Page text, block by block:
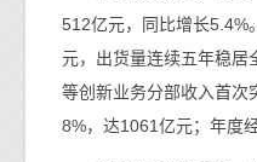
512亿元，同比增长5.4%
元，出货量连续五年稳居
等创新业务分部收入首次
8%，达1061亿元；年度